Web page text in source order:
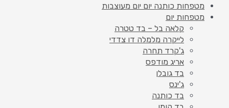
מטפחות כותנה יום יום מעוצבות
מטפחות יום
קלאה בל – בד טטרה
לייקרה מלמלה דו צדדי
ג'קרד תחרה
אריג מודפס
בד גובלן
ג'ינס
בד כותנה